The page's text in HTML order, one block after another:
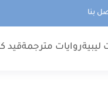
بنا
ليبيةروايات مترجمةقيد